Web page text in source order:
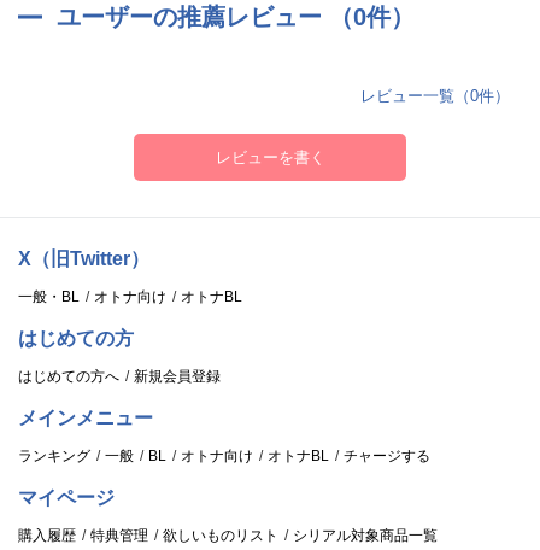
ユーザーの推薦レビュー （0件）
レビュー一覧（0件）
レビューを書く
X（旧Twitter）
一般・BL オトナ向け オトナBL
はじめての方
はじめての方へ 新規会員登録
メインメニュー
ランキング 一般 BL オトナ向け オトナBL チャージする
マイページ
購入履歴 特典管理 欲しいものリスト シリアル対象商品一覧